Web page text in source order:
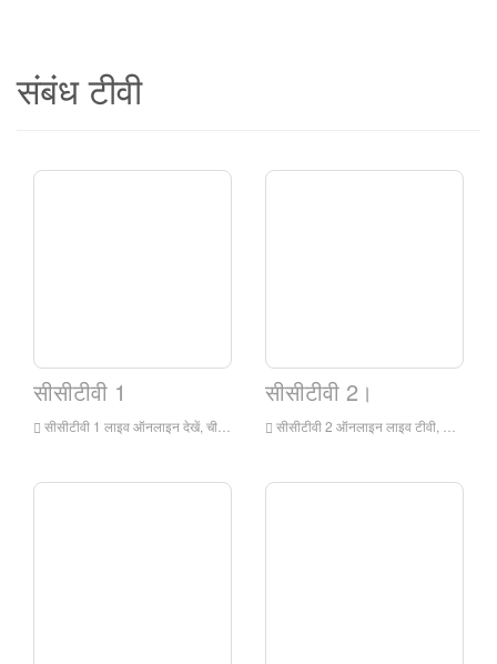
संबंध टीवी
सीसीटीवी 1
सीसीटीवी 1 लाइव ऑनलाइन देखें, चीन सेंट्रल टेलीविजन का एकीकृत चैनल (चैनल कॉल साइन: सीसीटीवी -1 एकीकृत) एक मंदारिन स्थित एकीकृत प्रोग्राम चैनल है जो चीन सेंट्रल टेलीविजन के स्वामित्व में है। यह चैनल चीन सेंट्रल टेलीविजन का सबसे पुराना और सबसे प्रभावशाली एकीकृत चैनल है।
सीसीटीवी 2।
सीसीटीवी 2 ऑनलाइन लाइव टीवी, चीन सेंट्रल टेलीविज़न फाइनेंशियल चैनल एक वित्तीय चैनल है जिसका स्वामित्व चीन सेंट्रल टेलीविजन है जो मुख्य रूप से मंदारिन में प्रसारण करता है। यह चैनल पेशेवर वित्तीय जानकारी को अपनी मूल सामग्री के रूप में लेता है, और पूरक सामग्री के रूप में जीवन सेवाओं और उपभोक्ता फैशन का उपयोग करता है।